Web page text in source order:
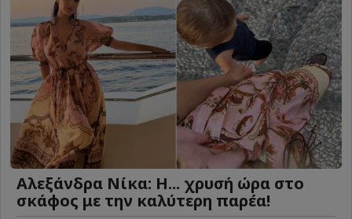
Αλεξάνδρα Νίκα: Η... χρυσή ώρα στο
σκάφος με την καλύτερη παρέα!